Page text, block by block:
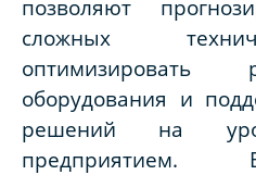
позволяют
сложных
оборудования и
решений на
предприятием.